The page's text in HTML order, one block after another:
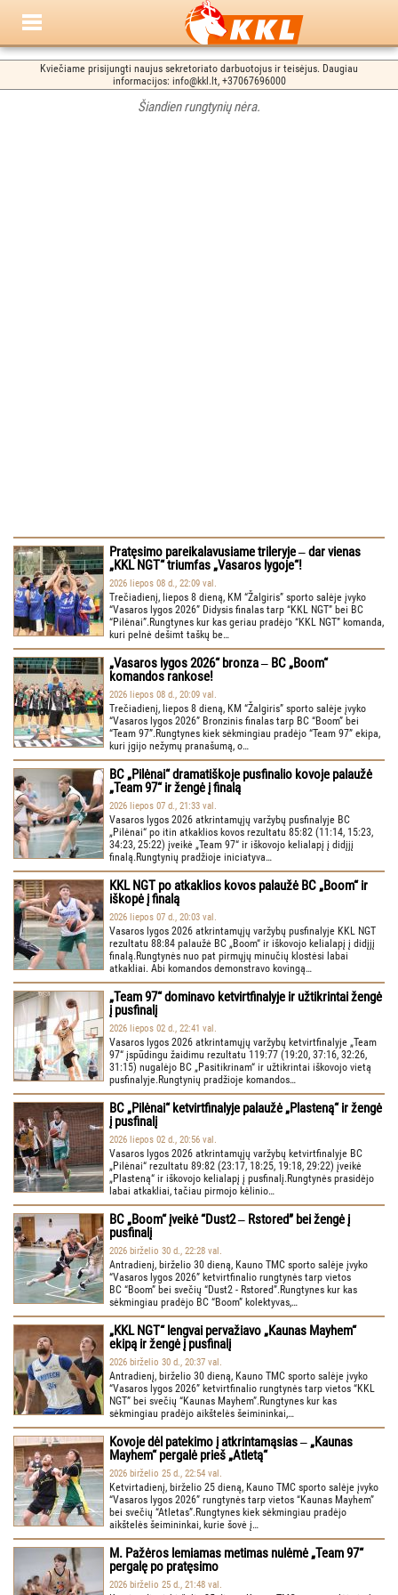
Kviečiame prisijungti naujus sekretoriato darbuotojus ir teisėjus. Daugiau
informacijos: info@kkl.lt, +37067696000
Šiandien rungtynių nėra.
Pratęsimo pareikalavusiame trileryje ‒ dar vienas
„KKL NGT“ triumfas „Vasaros lygoje“!
2026 liepos 08 d., 22:09 val.
Trečiadienį, liepos 8 dieną, KM “Žalgiris” sporto salėje įvyko
“Vasaros lygos 2026” Didysis finalas tarp “KKL NGT” bei BC
“Pilėnai”.Rungtynes kur kas geriau pradėjo “KKL NGT” komanda,
kuri pelnė dešimt taškų be…
„Vasaros lygos 2026“ bronza ‒ BC „Boom“
komandos rankose!
2026 liepos 08 d., 20:09 val.
Trečiadienį, liepos 8 dieną, KM “Žalgiris” sporto salėje įvyko
“Vasaros lygos 2026” Bronzinis finalas tarp BC “Boom” bei
“Team 97”.Rungtynes kiek sėkmingiau pradėjo “Team 97” ekipa,
kuri įgijo nežymų pranašumą, o…
BC „Pilėnai“ dramatiškoje pusfinalio kovoje palaužė
„Team 97“ ir žengė į finalą
2026 liepos 07 d., 21:33 val.
Vasaros lygos 2026 atkrintamųjų varžybų pusfinalyje BC
„Pilėnai“ po itin atkaklios kovos rezultatu 85:82 (11:14, 15:23,
34:23, 25:22) įveikė „Team 97“ ir iškovojo kelialapį į didįjį
finalą.Rungtynių pradžioje iniciatyva…
KKL NGT po atkaklios kovos palaužė BC „Boom“ ir
iškopė į finalą
2026 liepos 07 d., 20:03 val.
Vasaros lygos 2026 atkrintamųjų varžybų pusfinalyje KKL NGT
rezultatu 88:84 palaužė BC „Boom“ ir iškovojo kelialapį į didįjį
finalą.Rungtynės nuo pat pirmųjų minučių klostėsi labai
atkakliai. Abi komandos demonstravo kovingą…
„Team 97“ dominavo ketvirtfinalyje ir užtikrintai žengė
į pusfinalį
2026 liepos 02 d., 22:41 val.
Vasaros lygos 2026 atkrintamųjų varžybų ketvirtfinalyje „Team
97“ įspūdingu žaidimu rezultatu 119:77 (19:20, 37:16, 32:26,
31:15) nugalėjo BC „Pasitikrinam“ ir užtikrintai iškovojo vietą
pusfinalyje.Rungtynių pradžioje komandos…
BC „Pilėnai“ ketvirtfinalyje palaužė „Plasteną“ ir žengė
į pusfinalį
2026 liepos 02 d., 20:56 val.
Vasaros lygos 2026 atkrintamųjų varžybų ketvirtfinalyje BC
„Pilėnai“ rezultatu 89:82 (23:17, 18:25, 19:18, 29:22) įveikė
„Plasteną“ ir iškovojo kelialapį į pusfinalį.Rungtynės prasidėjo
labai atkakliai, tačiau pirmojo kėlinio…
BC „Boom“ įveikė “Dust2 ‒ Rstored” bei žengė į
pusfinalį
2026 birželio 30 d., 22:28 val.
Antradienį, birželio 30 dieną, Kauno TMC sporto salėje įvyko
“Vasaros lygos 2026” ketvirtfinalio rungtynės tarp vietos
BC “Boom” bei svečių “Dust2 - Rstored”.Rungtynes kur kas
sėkmingiau pradėjo BC “Boom” kolektyvas,…
„KKL NGT“ lengvai pervažiavo „Kaunas Mayhem“
ekipą ir žengė į pusfinalį
2026 birželio 30 d., 20:37 val.
Antradienį, birželio 30 dieną, Kauno TMC sporto salėje įvyko
“Vasaros lygos 2026” ketvirtfinalio rungtynės tarp vietos “KKL
NGT” bei svečių “Kaunas Mayhem”.Rungtynes kur kas
sėkmingiau pradėjo aikštelės šeimininkai,…
Kovoje dėl patekimo į atkrintamąsias ‒ „Kaunas
Mayhem“ pergalė prieš „Atletą“
2026 birželio 25 d., 22:54 val.
Ketvirtadienį, birželio 25 dieną, Kauno TMC sporto salėje įvyko
“Vasaros lygos 2026” rungtynės tarp vietos “Kaunas Mayhem”
bei svečių “Atletas”.Rungtynes kiek sėkmingiau pradėjo
aikštelės šeimininkai, kurie šovė į…
M. Pažėros lemiamas metimas nulėmė „Team 97“
pergalę po pratęsimo
2026 birželio 25 d., 21:48 val.